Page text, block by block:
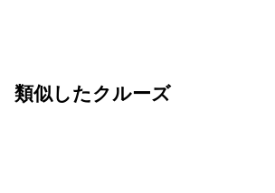
類似したクルーズ